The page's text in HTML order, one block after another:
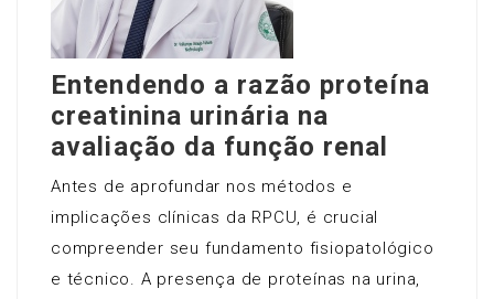
Entendendo a razão proteína
creatinina urinária na
avaliação da função renal
Antes de aprofundar nos métodos e
implicações clínicas da RPCU, é crucial
compreender seu fundamento fisiopatológico
e técnico. A presença de proteínas na urina,